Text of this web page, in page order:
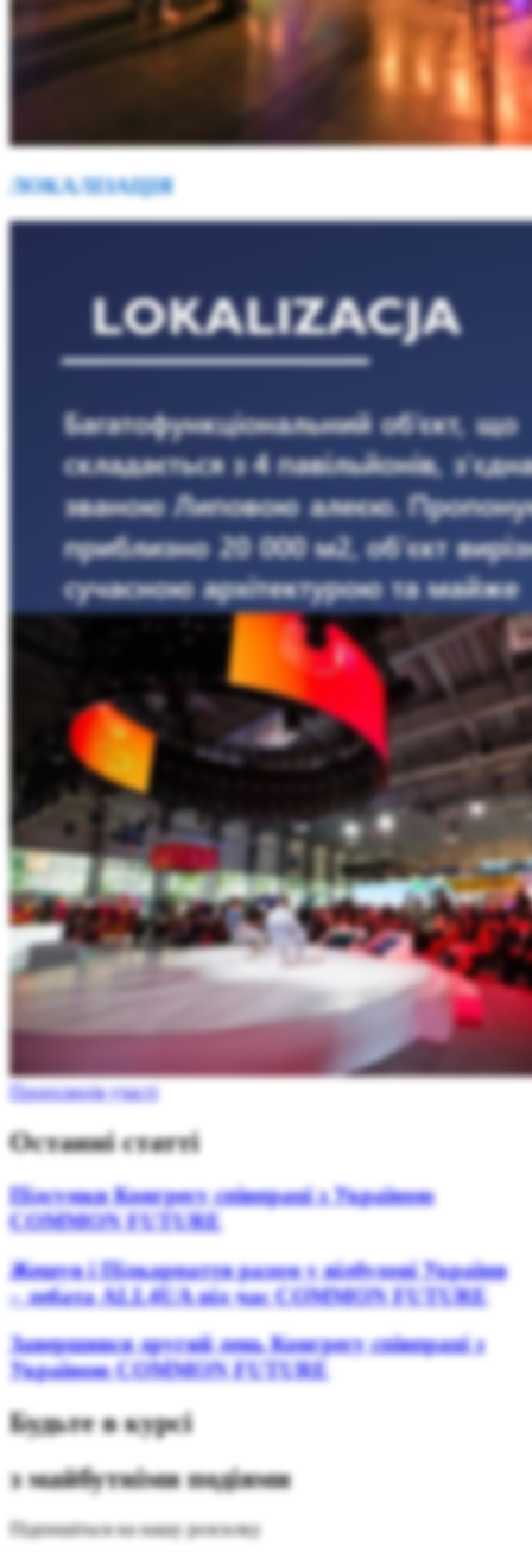
ЛОКАЛІЗАЦІЯ
Пропозиція участі
Останні статті
Підсумки Конгресу співпраці з Україною
COMMON FUTURE
Жешув і Підкарпаття разом у відбудові України
– дебата ALL4UA під час COMMON FUTURE
Завершився другий день Конгресу співпраці з
Україною COMMON FUTURE
Будьте в курсі
з майбутніми подіями
Підпишіться на нашу розсилку